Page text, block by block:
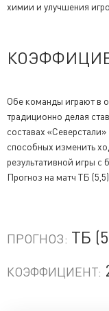
химии и улучшения
Обе команды играют в
традиционно делая
составах
способных изменить
результативной игры
Прогноз на матч ТБ
ПРОГНОЗ: ТБ
КОЭФФИЦИЕНТ: